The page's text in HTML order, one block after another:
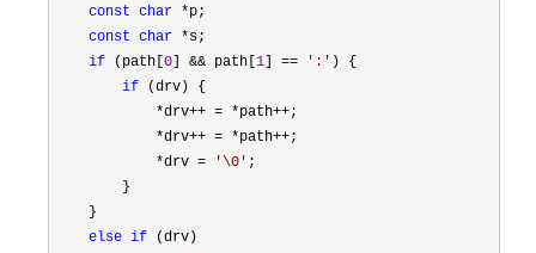
const char *p;
const char *s;
if (path[0] && path[1] == ' : ' ) {
if (drv) {
*drv++ = *path++;
*drv++ = *path++;
*drv =
'\0 ' ;
        }
    }
else if (drv)